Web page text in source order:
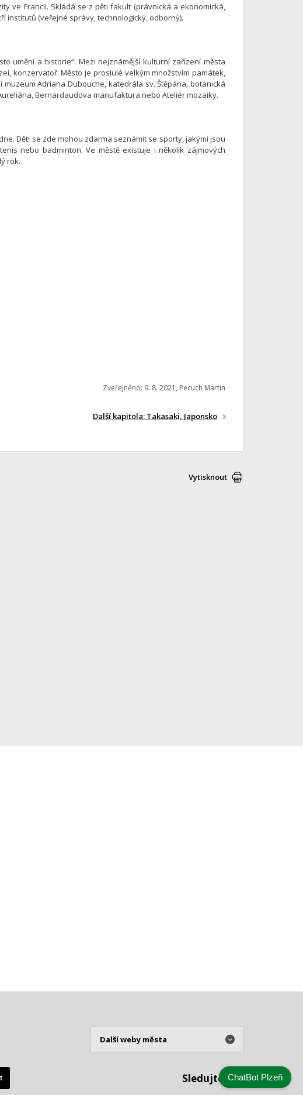
ve Francii. Skládá se z pěti fakult (právnická a ekonomická,
institutů (veřejné správy, technologický, odborný).
umění a historie“. Mezi nejznámější kulturní zařízení města
konzervatoř. Město je proslulé velkým množstvím památek,
Adriana Dubouche, katedrála sv. Štěpána, botanická
Bernardaudova manufaktura nebo Ateliér mozaiky.
Děti se zde mohou zdarma seznámit se sporty, jakými jsou
nebo badminton. Ve městě existuje i několik zájmových
rok.
Zveřejněno: 9. 8. 2021, Pecuch Martin
Další kapitola: Takasaki, Japonsko
Vytisknout
Sledujte násChatBot Plzeň